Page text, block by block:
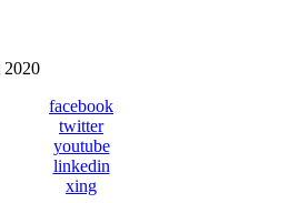
2020
facebook
twitter
youtube
linkedin
xing